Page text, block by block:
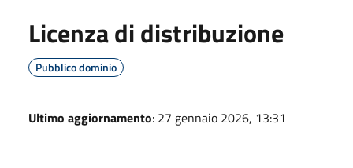
Licenza di distribuzione
Pubblico dominio
Ultimo aggiornamento: 27 gennaio 2026, 13:31